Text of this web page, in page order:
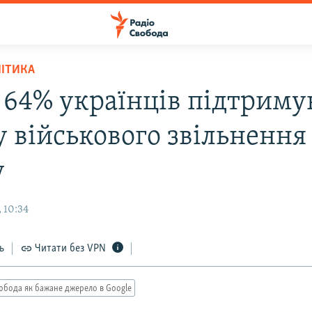
українців
військового звільнення
10:34
Читати без VPN
як бажане джерело в Google